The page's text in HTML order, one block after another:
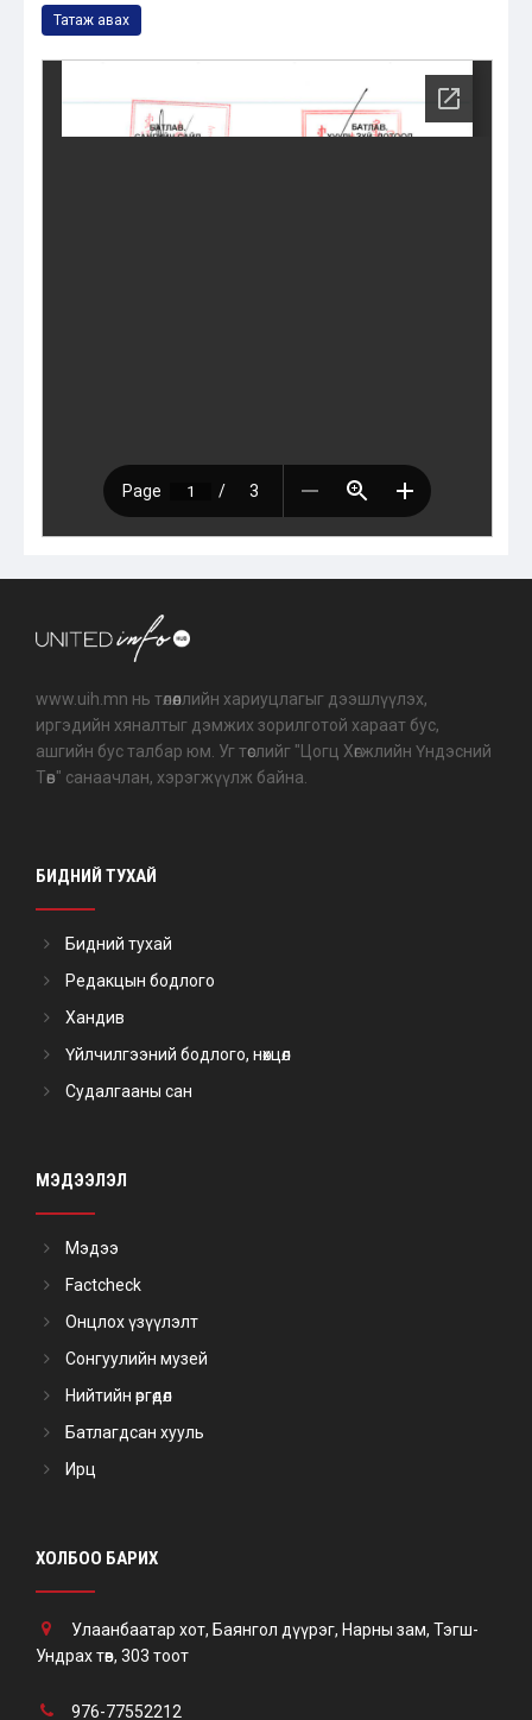
Татаж авах
www.uih.mn нь төлөөллийн хариуцлагыг дээшлүүлэх,
иргэдийн хяналтыг дэмжих зорилготой хараат бус,
ашгийн бус талбар юм. Уг төслийг "Цогц Хөгжлийн Үндэсний
Төв" санаачлан, хэрэгжүүлж байна.
БИДНИЙ ТУХАЙ
Бидний тухай
Редакцын бодлого
Хандив
Үйлчилгээний бодлого, нөхцөл
Судалгааны сан
МЭДЭЭЛЭЛ
Мэдээ
Factcheck
Онцлох үзүүлэлт
Сонгуулийн музей
Нийтийн өргөдөл
Батлагдсан хууль
Ирц
ХОЛБОО БАРИХ
Улаанбаатар хот, Баянгол дүүрэг, Нарны зам, Тэгш-
Ундрах төв, 303 тоот
976-77552212